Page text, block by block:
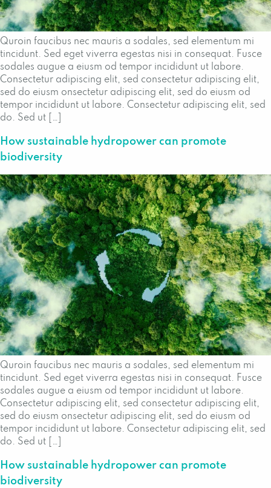
Quroin faucibus nec mauris a sodales, sed elementum mi
tincidunt. Sed eget viverra egestas nisi in consequat. Fusce
sodales augue a eiusm od tempor incididunt ut labore.
Consectetur adipiscing elit, sed consectetur adipiscing elit,
sed do eiusm onsectetur adipiscing elit, sed do eiusm od
tempor incididunt ut labore. Consectetur adipiscing elit, sed
do. Sed ut […]
How sustainable hydropower can promote
biodiversity
Quroin faucibus nec mauris a sodales, sed elementum mi
tincidunt. Sed eget viverra egestas nisi in consequat. Fusce
sodales augue a eiusm od tempor incididunt ut labore.
Consectetur adipiscing elit, sed consectetur adipiscing elit,
sed do eiusm onsectetur adipiscing elit, sed do eiusm od
tempor incididunt ut labore. Consectetur adipiscing elit, sed
do. Sed ut […]
How sustainable hydropower can promote
biodiversity